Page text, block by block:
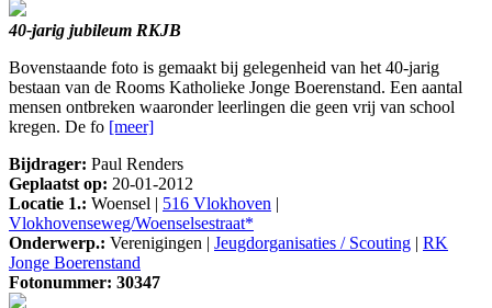
40-jarig jubileum RKJB
Bovenstaande foto is gemaakt bij gelegenheid van het 40-jarig
bestaan van de Rooms Katholieke Jonge Boerenstand. Een aantal
mensen ontbreken waaronder leerlingen die geen vrij van school
kregen. De fo [meer]
Bijdrager: Paul Renders
Geplaatst op: 20-01-2012
Locatie 1.: Woensel | 516 Vlokhoven |
Vlokhovenseweg/Woenselsestraat*
Onderwerp.: Verenigingen | Jeugdorganisaties / Scouting | RK
Jonge Boerenstand
Fotonummer: 30347